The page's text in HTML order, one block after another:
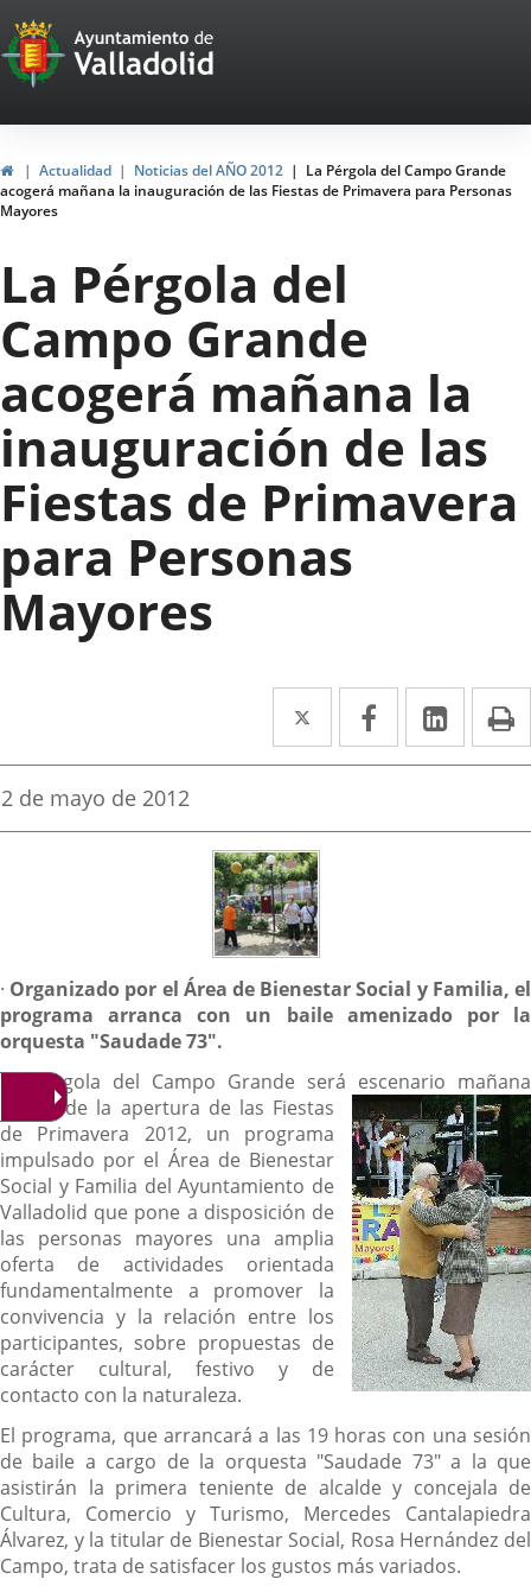
Portal
Web
del
Ayuntamiento
de
Valladolid
HomeActualidad Noticias del AÑO 2012
La Pérgola del Campo Grande
acogerá mañana la inauguración de las Fiestas de Primavera para Personas
Mayores
La Pérgola del
Campo Grande
acogerá mañana la
inauguración de las
Fiestas de Primavera
para Personas
Mayores
Twitter
Enlace
a
aplicación
externa.
Facebook
Enlace
a
aplicación
Enlace
a
Fecha
la
2 de mayo de 2012
Descripción
· Organizado por el Área de Bienestar Social y Familia, el
programa arranca con un baile amenizado por la
orquesta "Saudade 73".
La Pérgola del Campo Grande será escenario mañana
jueves de la apertura de las Fiestas
de Primavera 2012, un programa
impulsado por el Área de Bienestar
Social y Familia del Ayuntamiento de
Valladolid que pone a disposición de
las personas mayores una amplia
oferta de actividades orientada
fundamentalmente a promover la
convivencia y la relación entre los
participantes, sobre propuestas de
carácter cultural, festivo y de
contacto con la naturaleza.
El programa, que arrancará a las 19 horas con una sesión
de baile a cargo de la orquesta "Saudade 73" a la que
asistirán la primera teniente de alcalde y concejala de
Cultura, Comercio y Turismo, Mercedes Cantalapiedra
Álvarez, y la titular de Bienestar Social, Rosa Hernández del
Campo, trata de satisfacer los gustos más variados.